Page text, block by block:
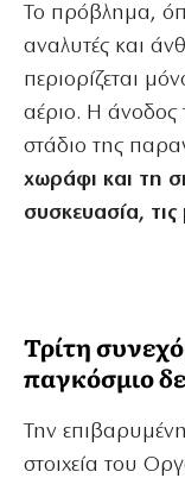
Το πρόβλημα,
αναλυτές και
περιορίζεται
αέριο. Η άνοδος
στάδιο της
χωράφι και τη
συσκευασία,
Τρίτη
παγκόσμιο
Την
στοιχεία του